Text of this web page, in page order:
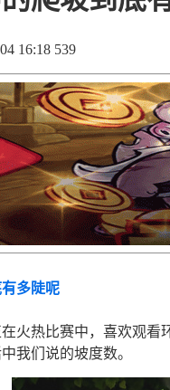
16:18 539
多陡呢
在火热比赛中，喜欢观
我们说的坡度数。